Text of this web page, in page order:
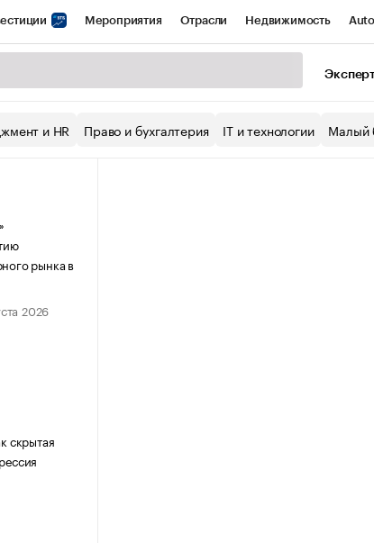
Мероприятия Отрасли Недвижимость
СПб Спецпроекты
и HR Право и бухгалтерия IT и технологии Малый
рынка в
2026
скрытая